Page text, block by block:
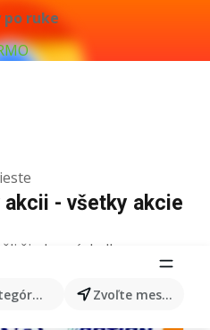
ruke
produkty... Zvoľte mesto
akcii - všetky akcie
žiadne výsledky.